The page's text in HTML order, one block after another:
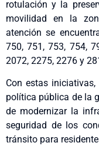
rotulación y la
movilidad en la
atención se
750, 751, 753, 754,
2072, 2275, 2276 y
Con estas
política pública de la
de modernizar la
seguridad de los
tránsito para